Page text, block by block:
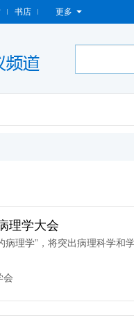
书店 更多
理学大会
病理学”，将突出病理科学
会